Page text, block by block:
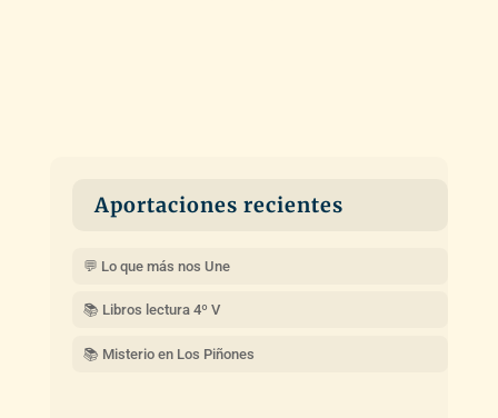
Aportaciones recientes
💬 Lo que más nos Une
📚 Libros lectura 4º V
📚 Misterio en Los Piñones